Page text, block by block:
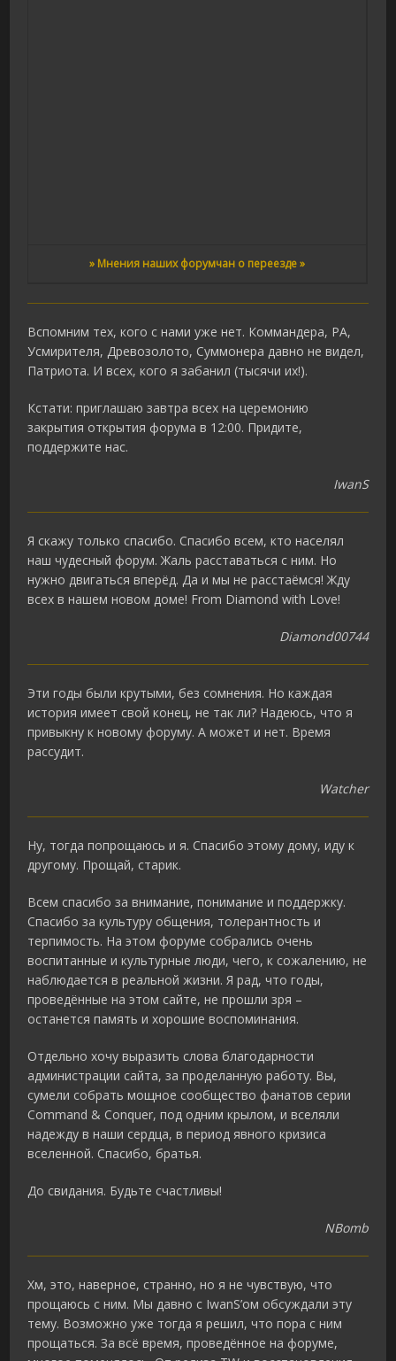
» Мнения наших форумчан о переезде »
Вспомним тех, кого с нами уже нет. Коммандера, РА,
Усмирителя, Древозолото, Суммонера давно не видел,
Патриота. И всех, кого я забанил (тысячи их!).
Кстати: приглашаю завтра всех на церемонию
закрытия открытия форума в 12:00. Придите,
поддержите нас.
IwanS
Я скажу только спасибо. Спасибо всем, кто населял
наш чудесный форум. Жаль расставаться с ним. Но
нужно двигаться вперёд. Да и мы не расстаёмся! Жду
всех в нашем новом доме! From Diamond with Love!
Diamond00744
Эти годы были крутыми, без сомнения. Но каждая
история имеет свой конец, не так ли? Надеюсь, что я
привыкну к новому форуму. А может и нет. Время
рассудит.
Watcher
Ну, тогда попрощаюсь и я. Спасибо этому дому, иду к
другому. Прощай, старик.
Всем спасибо за внимание, понимание и поддержку.
Спасибо за культуру общения, толерантность и
терпимость. На этом форуме собрались очень
воспитанные и культурные люди, чего, к сожалению, не
наблюдается в реальной жизни. Я рад, что годы,
проведённые на этом сайте, не прошли зря –
останется память и хорошие воспоминания.
Отдельно хочу выразить слова благодарности
администрации сайта, за проделанную работу. Вы,
сумели собрать мощное сообщество фанатов серии
Command & Conquer, под одним крылом, и вселяли
надежду в наши сердца, в период явного кризиса
вселенной. Спасибо, братья.
До свидания. Будьте счастливы!
NBomb
Хм, это, наверное, странно, но я не чувствую, что
прощаюсь с ним. Мы давно с IwanS’ом обсуждали эту
тему. Возможно уже тогда я решил, что пора с ним
прощаться. За всё время, проведённое на форуме,